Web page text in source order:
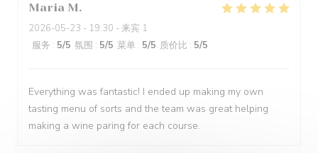
Maria M
2026-05-23 - 19:30 - 来宾 1
服务 : 5/5 氛围 : 5/5 菜单 : 5/5 质价比 : 5/5
Everything was fantastic! I ended up making my own
tasting menu of sorts and the team was great helping
making a wine paring for each course.